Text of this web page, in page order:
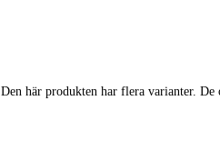
Den här produkten har flera varianter.